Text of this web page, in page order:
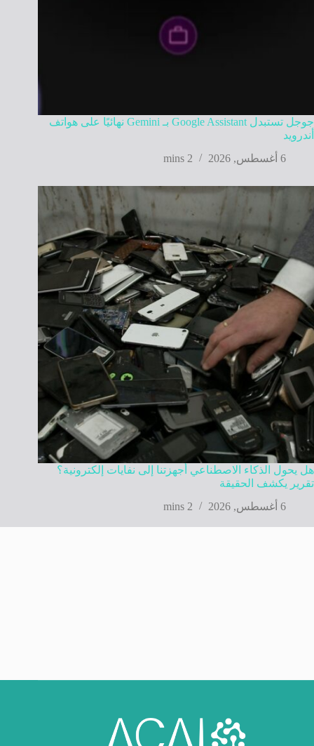
جوجل تستبدل Google Assistant بـ Gemini نهائيًا على هواتف
أندرويد
6 أغسطس, 2026
2 mins
هل يحول الذكاء الاصطناعي أجهزتنا إلى نفايات إلكترونية؟
تقرير يكشف الحقيقة
6 أغسطس, 2026
2 mins